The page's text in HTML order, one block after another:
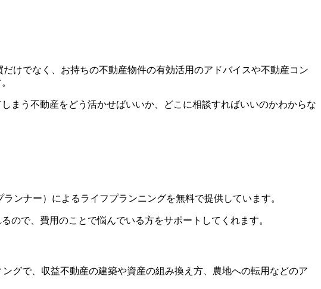
けでなく、お持ちの不動産物件の有効活用のアドバイスや不動産コン
まう不動産をどう活かせばいいか、どこに相談すればいいのかわからな
ンナー）によるライフプランニングを無料で提供しています。
ので、費用のことで悩んでいる方をサポートしてくれます。
グで、収益不動産の建築や資産の組み換え方、農地への転用などのア